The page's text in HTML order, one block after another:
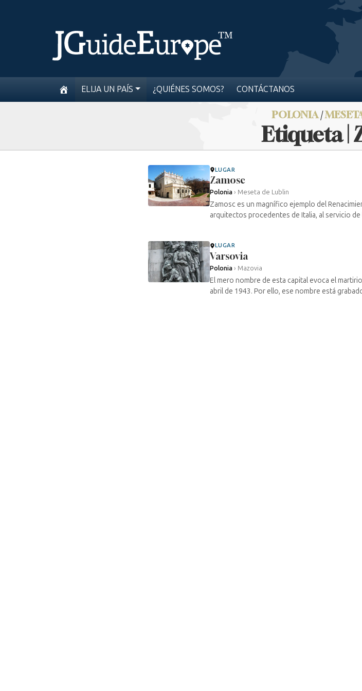
ELIJA UN PAÍS ¿QUIÉNES SOMOS? CONTÁCTANOS
POLONIA/
Etiqueta |
LUGAR
Zamosc
Polonia › Meseta de Lublin
Zamosc es un magnífico ejemplo del
arquitectos procedentes de Italia, al servicio de
LUGAR
Varsovia
Polonia › Mazovia
El mero nombre de esta capital evoca el
abril de 1943. Por ello, ese nombre está